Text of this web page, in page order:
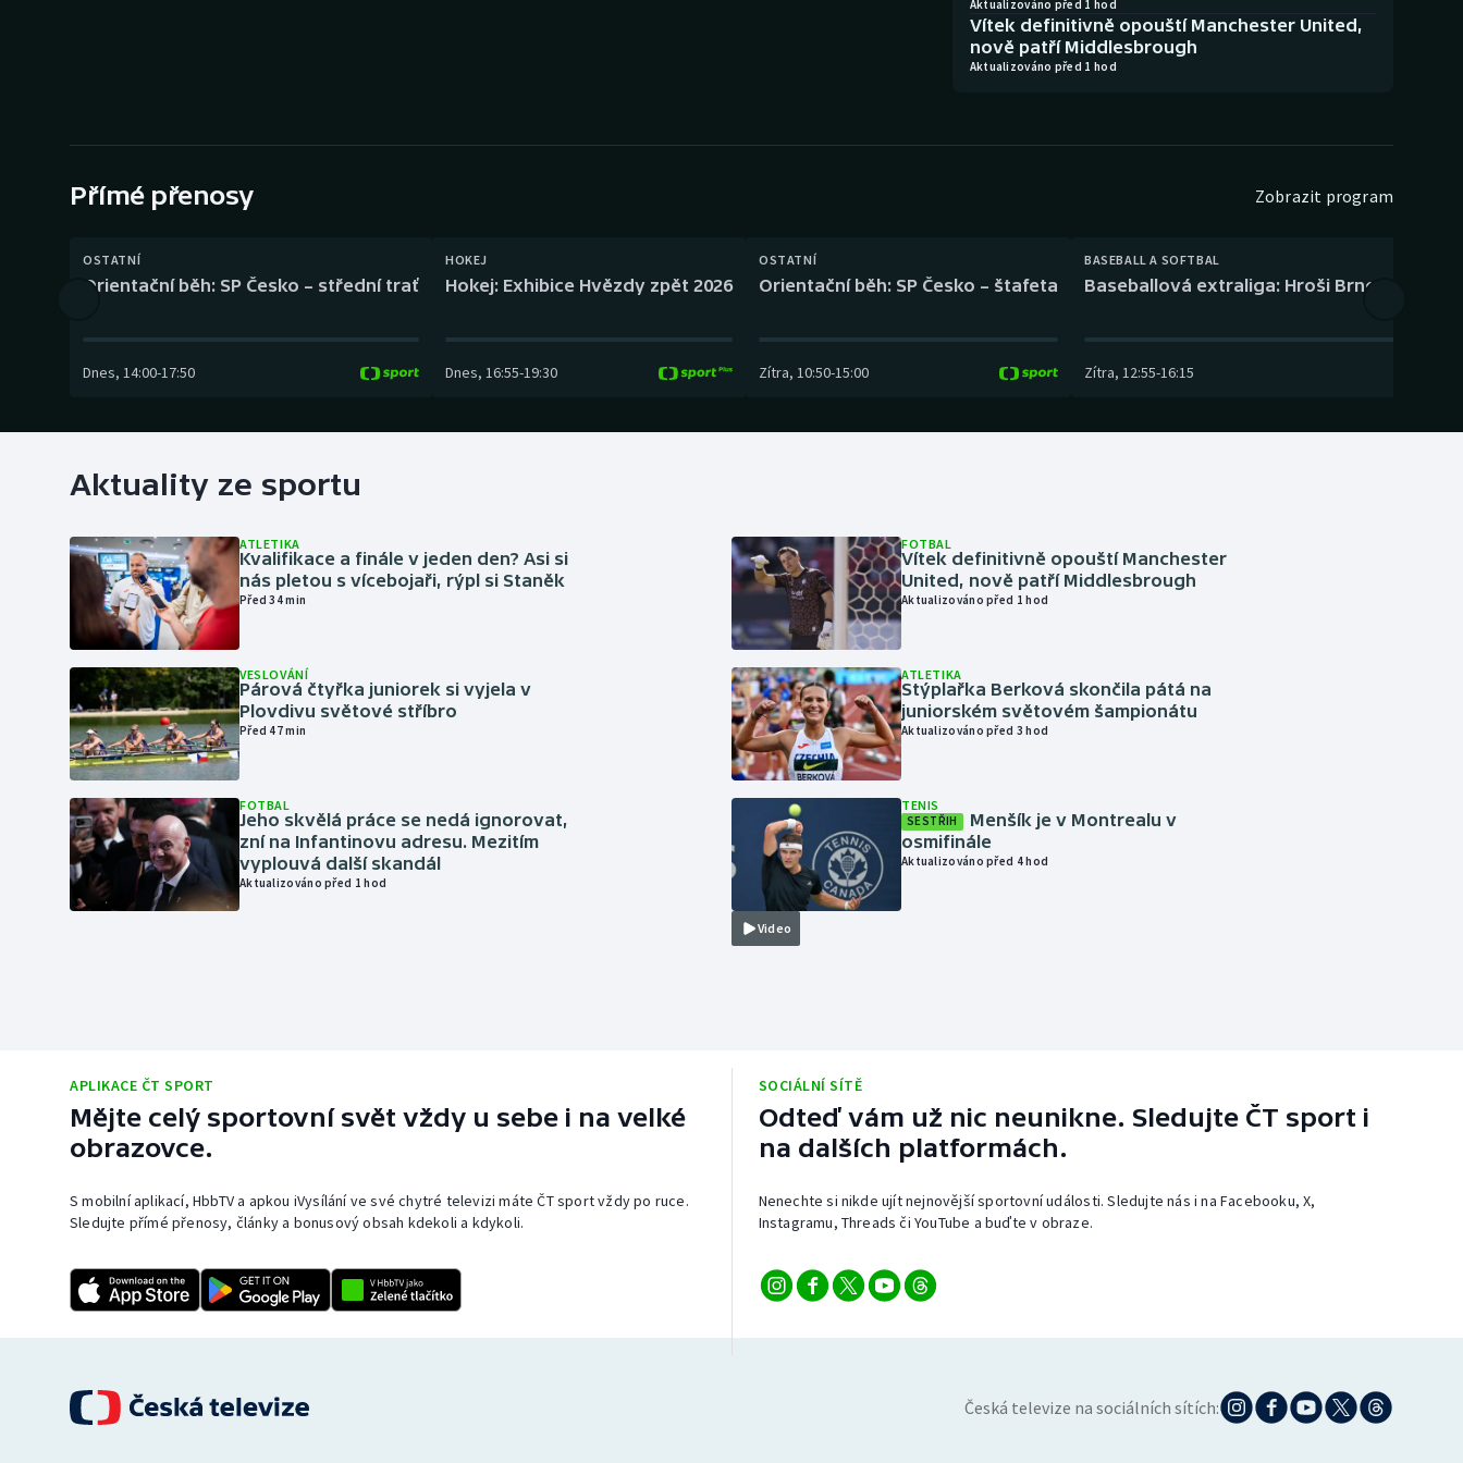
Aktualizováno před 1 hod
Vítek definitivně opouští Manchester United,
nově patří Middlesbrough
Aktualizováno před 1 hod
Přímé přenosy Zobrazit program
OSTATNÍ
Orientační běh: SP Česko – střední trať
Dnes, 14:00-17:50
HOKEJ
Hokej: Exhibice Hvězdy zpět 2026
Dnes, 16:55-19:30
OSTATNÍ
Orientační běh: SP Česko – štafeta
Zítra, 10:50-15:00
BASEBALL A SOFTBAL
Baseballová extraliga: Hroši Brno – Eagles
Zítra, 12:55-16:15
Aktuality ze sportu
ATLETIKA
Kvalifikace a finále v jeden den? Asi si
nás pletou s vícebojaři, rýpl si Staněk
Před 34 min
VESLOVÁNÍ
Párová čtyřka juniorek si vyjela v
Plovdivu světové stříbro
Před 47 min
FOTBAL
Jeho skvělá práce se nedá ignorovat,
zní na Infantinovu adresu. Mezitím
vyplouvá další skandál
Aktualizováno před 1 hod
FOTBAL
Vítek definitivně opouští Manchester
United, nově patří Middlesbrough
Aktualizováno před 1 hod
ATLETIKA
Stýplařka Berková skončila pátá na
juniorském světovém šampionátu
Aktualizováno před 3 hod
Video
TENIS
SESTŘIH
Menšík je v Montrealu v
osmifinále
Aktualizováno před 4 hod
APLIKACE ČT SPORT
Mějte celý sportovní svět vždy u sebe i na velké
obrazovce.
S mobilní aplikací, HbbTV a apkou iVysílání ve své chytré televizi máte ČT sport vždy po ruce.
Sledujte přímé přenosy, články a bonusový obsah kdekoli a kdykoli.
SOCIÁLNÍ SÍTĚ
Odteď vám už nic neunikne. Sledujte ČT sport i
na dalších platformách.
Nenechte si nikde ujít nejnovější sportovní události. Sledujte nás i na Facebooku, X,
Instagramu, Threads či YouTube a buďte v obraze.
Česká televize na sociálních sítích: